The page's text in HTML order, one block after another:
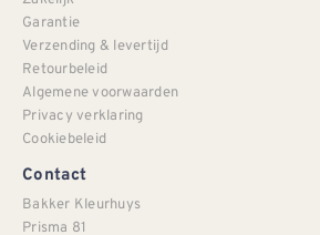
Garantie
Verzending & levertijd
Retourbeleid
Algemene voorwaarden
Privacy verklaring
Cookiebeleid
Contact
Bakker Kleurhuys
Prisma 81